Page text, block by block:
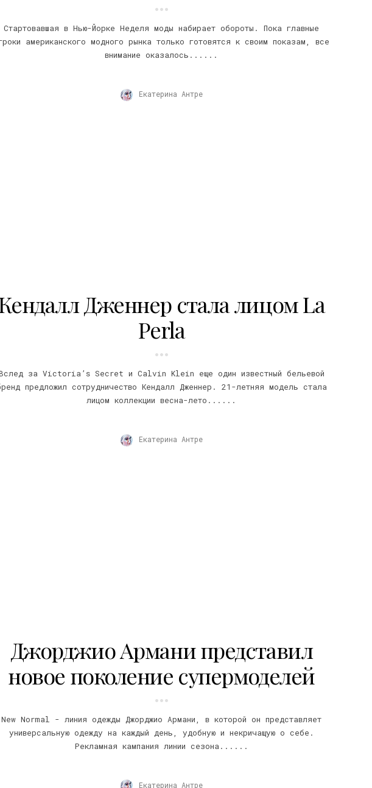
Стартовавшая в Нью-Йорке Неделя моды набирает обороты. Пока главные
американского модного рынка только готовятся к своим показам, все
внимание оказалось......
Екатерина Антре
Дженнер стала лицом La
Perla
за Victoria’s Secret и Calvin Klein еще один известный бельевой
предложил сотрудничество Кендалл Дженнер. 21-летняя модель стала
лицом коллекции весна-лето......
Екатерина Антре
Джорджио Армани представил
новое поколение супермоделей
New Normal - линия одежды Джорджио Армани, в которой он представляет
универсальную одежду на каждый день, удобную и некричащую о себе.
Рекламная кампания линии сезона......
Екатерина Антре